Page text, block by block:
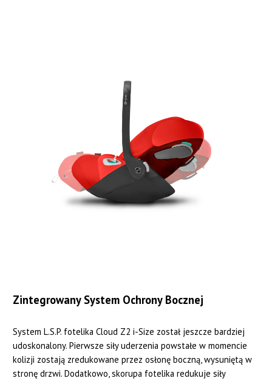
Zintegrowany System Ochrony Bocznej
System L.S.P. fotelika Cloud Z2 i-Size został jeszcze bardziej
udoskonalony. Pierwsze siły uderzenia powstałe w momencie
kolizji zostają zredukowane przez osłonę boczną, wysuniętą w
stronę drzwi. Dodatkowo, skorupa fotelika redukuje siły